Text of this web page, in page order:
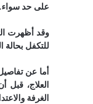
على حد سواء.
للتكفل بحالة
الغرفة